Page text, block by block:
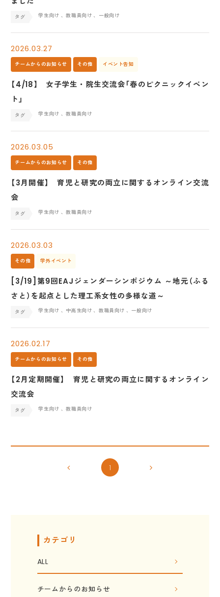
学生向け 、教職員向け 、一般向け
2026.03.27
チームからのお知らせ その他 イベント告知
【4/18】 女子学生・院生交流会「春のピクニックイベン
ト」
学生向け 、教職員向け
2026.03.05
チームからのお知らせ その他
【3月開催】 育児と研究の両立に関するオンライン交流
会
学生向け 、教職員向け
2026.03.03
その他 学外イベント
[3/19]第9回EAJジェンダーシンポジウム ～地元（ふる
さと）を起点とした理工系女性の多様な道～
学生向け 、中高生向け 、教職員向け 、一般向け
2026.02.17
チームからのお知らせ その他
【2月定期開催】 育児と研究の両立に関するオンライン
交流会
学生向け 、教職員向け
1
カテゴリ
ALL
チームからのお知らせ